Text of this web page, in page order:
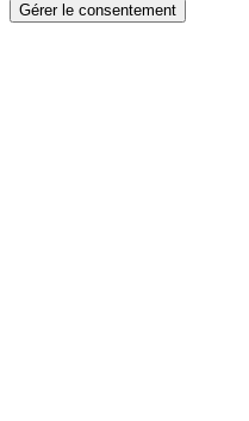
Gérer le consentement